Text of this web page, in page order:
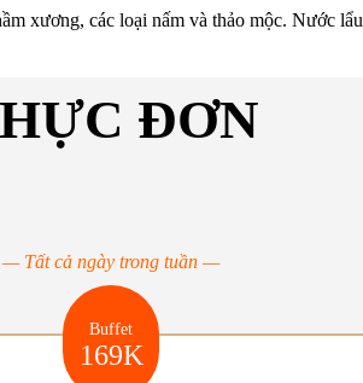
xương, các loại nấm và thảo mộc. Nước
ĐƠN
— Tất cả ngày trong tuần —
Buffet
169K